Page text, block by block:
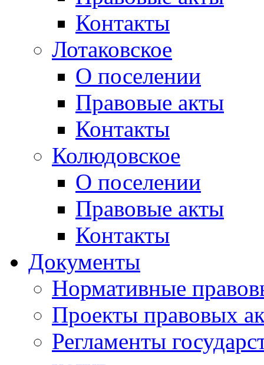
Контакты
Лотаковское
О поселении
Правовые акты
Контакты
Колюдовское
О поселении
Правовые акты
Контакты
Документы
Нормативные
Проекты правовых
Регламенты